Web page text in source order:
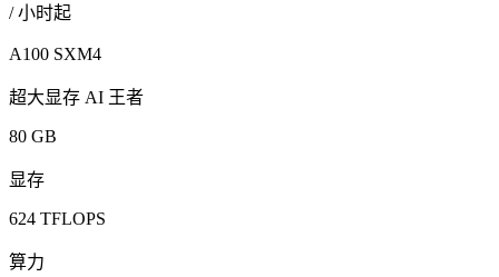
/ 小时起
A100 SXM4
超大显存 AI 王者
80 GB
显存
624 TFLOPS
算力